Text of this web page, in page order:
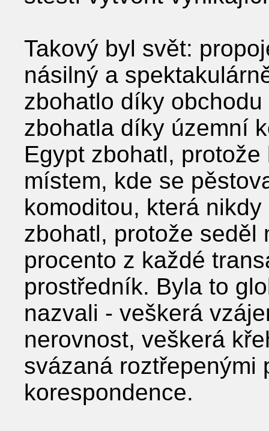
Takový byl svět:
násilný a
zbohatlo díky
zbohatla díky územní
Egypt zbohatl,
místem, kde se
komoditou, která
zbohatl, protože seděl
procento z každé
prostředník. Byla to
nazvali - veškerá
nerovnost, veškerá
svázaná roztřepenými
korespondence.